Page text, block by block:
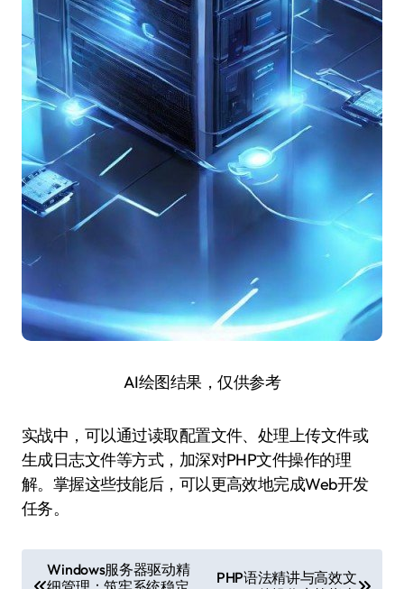
AI绘图结果，仅供参考
实战中，可以通过读取配置文件、处理上传文件或
生成日志文件等方式，加深对PHP文件操作的理
解。掌握这些技能后，可以更高效地完成Web开发
任务。
Windows服务器驱动精
PHP语法精讲与高效文